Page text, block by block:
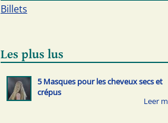
Billets
Les plus lus
5 Masques pour les cheveux secs et
crépus